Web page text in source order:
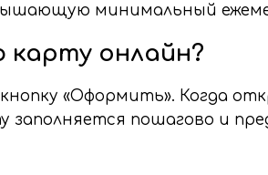
минимальный
онлайн?
«Оформить». Когда
пошагово и